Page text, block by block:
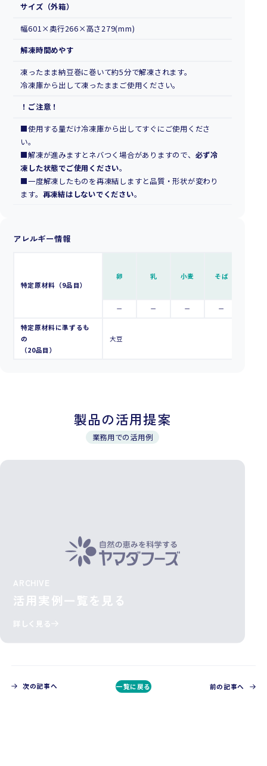
サイズ（外箱）
幅601×奥行266×高さ279(mm)
解凍時間めやす
凍ったまま納豆巻に巻いて約5分で解凍されます。
冷凍庫から出して凍ったままご使用ください。
！ご注意！
■使用する量だけ冷凍庫から出してすぐにご使用くださ
い。
■解凍が進みますとネバつく場合がありますので、 必ず冷
凍した状態でご使用ください。
■一度解凍したものを再凍結しますと品質・形状が変わり
ます。 再凍結はしないでください。
アレルギー情報
特定原材料（9品目）
卵 乳 小麦 そば
－ － － －
特定原材料に準ずるも
の
（20品目）
大豆
製品の活用提案
業務用での活用例
ARCHIVE
活用実例一覧を見る
詳しく見る
次の記事へ 一覧に戻る 前の記事へ